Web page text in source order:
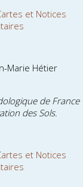
et Notices
Marie Hétier
de France
des Sols.
et Notices